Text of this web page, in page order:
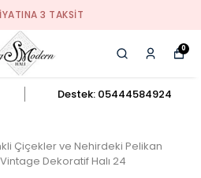
3 TAKSIT
0
Destek: 05444584924
Çiçekler ve Nehirdeki Pelikan
Dekoratif Halı 24